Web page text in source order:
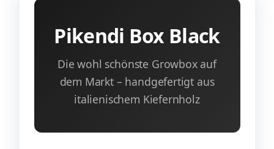
Pikendi Box Black
Die wohl schönste Growbox auf
dem Markt – handgefertigt aus
italienischem Kiefernholz